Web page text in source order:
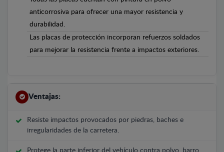
anticorrosiva para ofrecer una mayor resistencia y
durabilidad.
Las placas de protección incorporan refuerzos soldados
para mejorar la resistencia frente a impactos exteriores.
Ventajas:
Resiste impactos provocados por piedras, baches e
irregularidades de la carretera.
Protege la parte inferior del vehículo contra polvo, barro,